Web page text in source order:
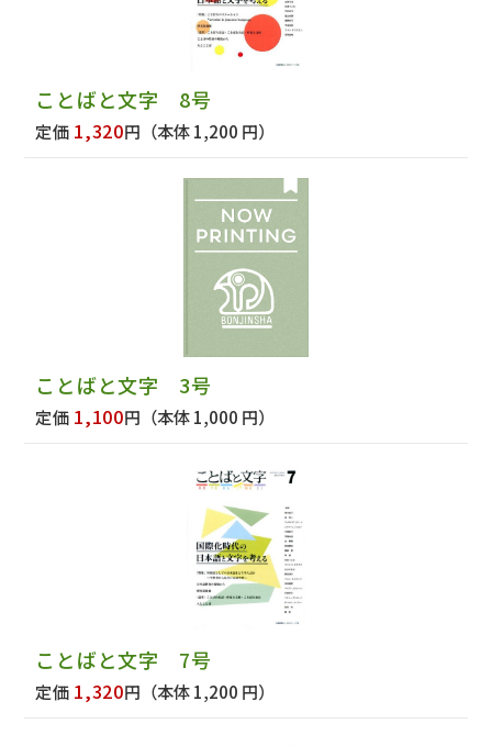
ことばと文字 8号
定価 1,320円 （本体 1,200 円）
ことばと文字 3号
定価 1,100円 （本体 1,000 円）
ことばと文字 7号
定価 1,320円 （本体 1,200 円）